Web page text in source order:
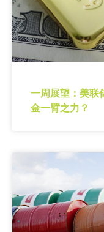
一周展望：美联
金一臂之力？